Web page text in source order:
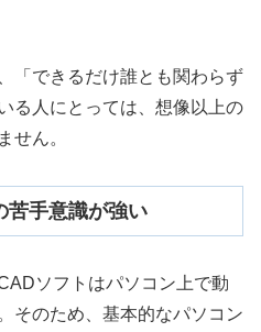
「できるだけ誰とも関わらず
る人にとっては、想像以上の
せん。
苦手意識が強い
ソフトはパソコン上で動
そのため、基本的なパソコン